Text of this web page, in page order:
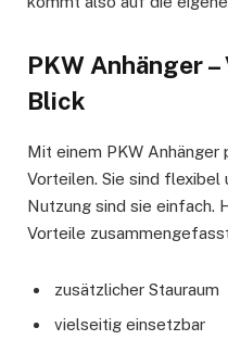
PKW Anhänger
Blick
Mit einem PKW
Vorteilen. Sie sind flexibel
Nutzung sind sie einfach.
Vorteile
zusätzlicher Stauraum
vielseitig einsetzbar